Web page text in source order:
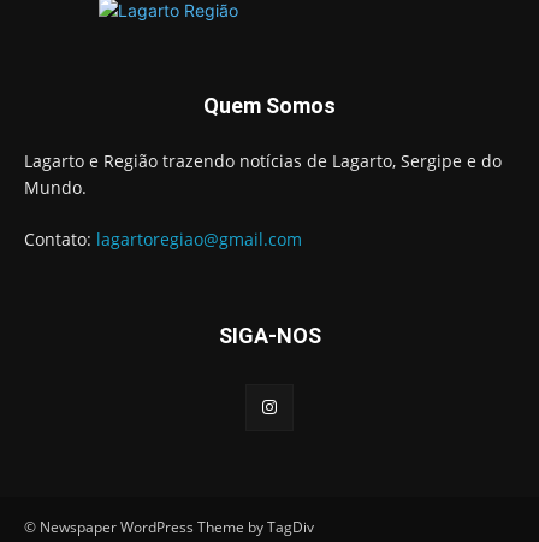
Quem Somos
Lagarto e Região trazendo notícias de Lagarto, Sergipe e do
Mundo.
Contato: lagartoregiao@gmail.com
SIGA-NOS
© Newspaper WordPress Theme by TagDiv